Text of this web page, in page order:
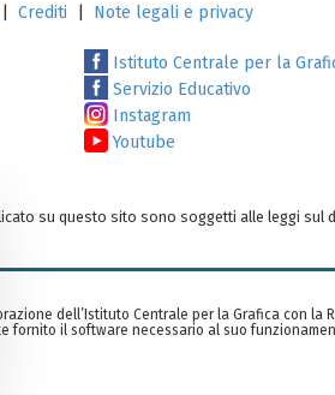
Crediti Note legali e privacy
Istituto Centrale per la
Servizio Educativo
Instagram
Youtube
su questo sito sono soggetti alle leggi sul
dell’Istituto Centrale per la Grafica con la
fornito il software necessario al suo